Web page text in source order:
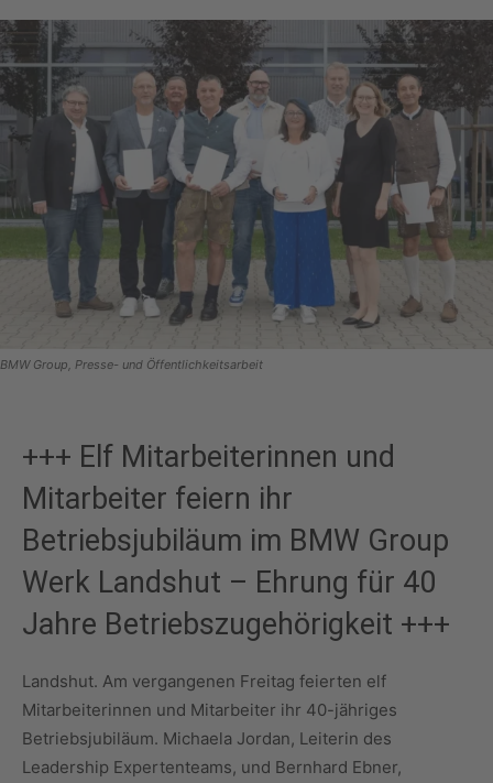
BMW Group, Presse- und Öffentlichkeitsarbeit
+++ Elf Mitarbeiterinnen und
Mitarbeiter feiern ihr
Betriebsjubiläum im BMW Group
Werk Landshut – Ehrung für 40
Jahre Betriebszugehörigkeit +++
Landshut. Am vergangenen Freitag feierten elf
Mitarbeiterinnen und Mitarbeiter ihr 40-jähriges
Betriebsjubiläum. Michaela Jordan, Leiterin des
Leadership Expertenteams, und Bernhard Ebner,